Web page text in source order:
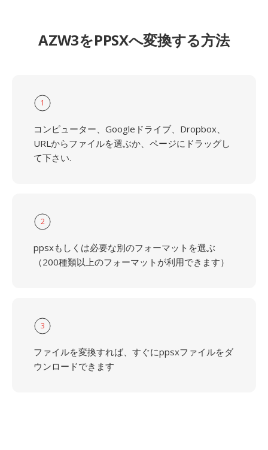
AZW3をPPSXへ変換する方法
1
コンピューター、Googleドライブ、Dropbox、
URLからファイルを選ぶか、ページにドラッグし
て下さい.
2
ppsxもしくは必要な別のフォーマットを選ぶ
（200種類以上のフォーマットが利用できます）
3
ファイルを変換すれば、すぐにppsxファイルをダ
ウンロードできます